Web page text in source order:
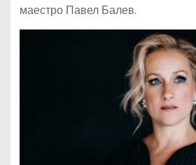
маестро Павел Балев.